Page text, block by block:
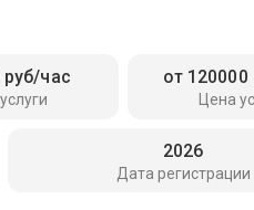
руб/час
Цена
от
Дата регистрации
2026